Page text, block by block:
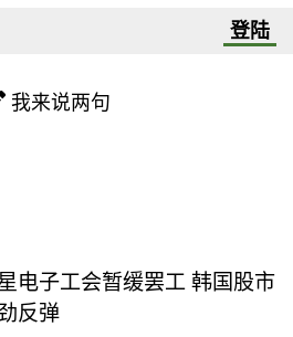
登陆
我来说两句
电子工会暂缓罢工 韩国股市
反弹